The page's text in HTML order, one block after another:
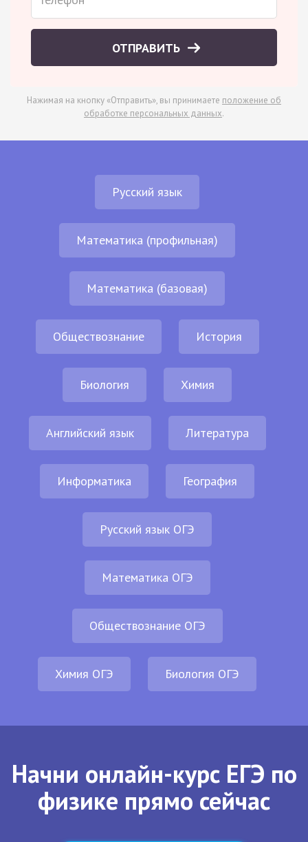
ОТПРАВИТЬ
Нажимая на кнопку «Отправить», вы принимаете положение об
обработке персональных данных.
Русский язык
Математика (профильная)
Математика (базовая)
Обществознание История
Биология Химия
Английский язык Литература
Информатика География
Русский язык ОГЭ
Математика ОГЭ
Обществознание ОГЭ
Химия ОГЭ Биология ОГЭ
Начни онлайн-курс ЕГЭ по
физике прямо сейчас